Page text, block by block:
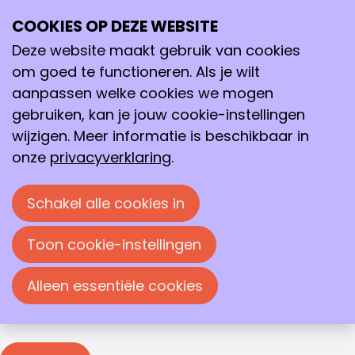
Inloggen
Inloggen
Je moet inloggen om deze pagina te bekijken. Je
kunt je e-mailadres en wachtwoord in de
onderstaande velden invullen om in te loggen.
Inloggen
E-mailadres
Wachtwoord
Wachtwoord weergeven
Wachtwoord vergeten?
COOKIES OP DEZE WEBSITE
Deze website maakt gebruik van cookies
om goed te functioneren. Als je wilt
aanpassen welke cookies we mogen
gebruiken, kan je jouw cookie-instellingen
wijzigen. Meer informatie is beschikbaar in
onze privacyverklaring.
Schakel alle cookies in
Toon cookie-instellingen
Alleen essentiële cookies